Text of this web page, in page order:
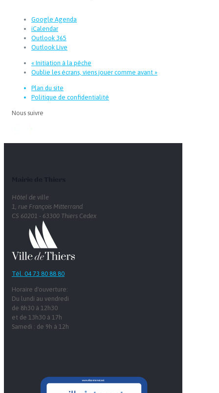
Google Agenda
iCalendar
Outlook 365
Outlook Live
« Initiation à la pêche
Oublie les écrans, viens jouer comme avant »
Plan du site
Politique de confidentialité
Nous suivre
Hôtel de ville
1, rue François Mitterrand
CS 60201 - 63300 Thiers Cedex
Tél. 04 73 80 88 80
Horaire d'ouverture:
Du lundi au vendredi
de 8h30 à 12h30
et de 13h30 à 17h
Samedi : de 9h à 12h